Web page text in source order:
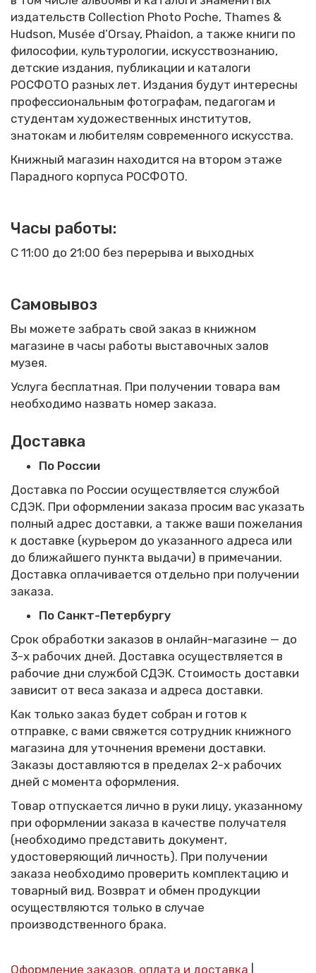
издательств Collection Photo Poche, Thames &
Hudson, Musée d’Orsay, Phaidon, а также книги по
философии, культурологии, искусствознанию,
детские издания, публикации и каталоги
РОСФОТО разных лет. Издания будут интересны
профессиональным фотографам, педагогам и
студентам художественных институтов,
знатокам и любителям современного искусства.
Книжный магазин находится на втором этаже
Парадного корпуса РОСФОТО.
Часы работы:
С 11:00 до 21:00 без перерыва и выходных
Самовывоз
Вы можете забрать свой заказ в книжном
магазине в часы работы выставочных залов
музея.
Услуга бесплатная. При получении товара вам
необходимо назвать номер заказа.
Доставка
По России
Доставка по России осуществляется службой
СДЭК. При оформлении заказа просим вас указать
полный адрес доставки, а также ваши пожелания
к доставке (курьером до указанного адреса или
до ближайшего пункта выдачи) в примечании.
Доставка оплачивается отдельно при получении
заказа.
По Санкт-Петербургу
Срок обработки заказов в онлайн-магазине — до
3-х рабочих дней. Доставка осуществляется в
рабочие дни службой СДЭК. Стоимость доставки
зависит от веса заказа и адреса доставки.
Как только заказ будет собран и готов к
отправке, с вами свяжется сотрудник книжного
магазина для уточнения времени доставки.
Заказы доставляются в пределах 2-х рабочих
дней с момента оформления.
Товар отпускается лично в руки лицу, указанному
при оформлении заказа в качестве получателя
(необходимо представить документ,
удостоверяющий личность). При получении
заказа необходимо проверить комплектацию и
товарный вид. Возврат и обмен продукции
осуществляются только в случае
производственного брака.
Оформление заказов, оплата и доставка